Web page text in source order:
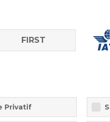
FIRST
Privatif